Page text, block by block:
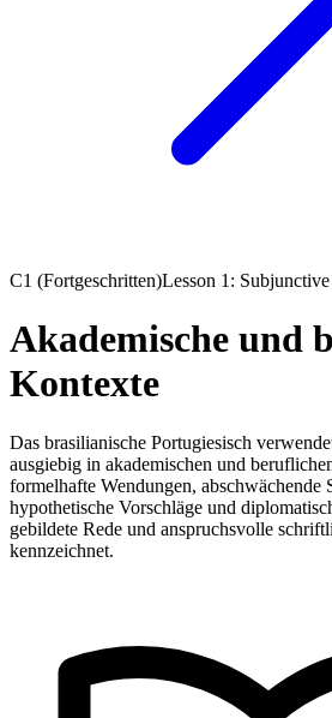
C1 (Fortgeschritten)Lesson 1:
Akademische und
Kontexte
Das brasilianische Portugiesisch
ausgiebig in akademischen und
formelhafte Wendungen, abschwächende
hypothetische Vorschläge und
gebildete Rede und anspruchsvolle
kennzeichnet.